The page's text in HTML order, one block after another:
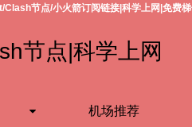
节点/小火箭订阅链接|科学上网|免费
节点|科学上网
机场推荐